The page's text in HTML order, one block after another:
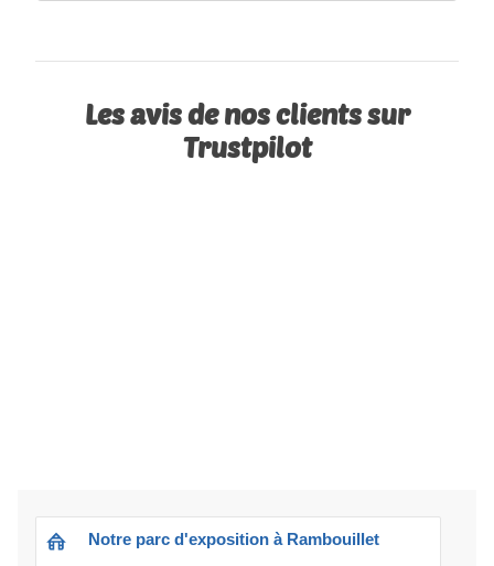
Les avis de nos clients sur
Trustpilot
Notre parc d'exposition à Rambouillet